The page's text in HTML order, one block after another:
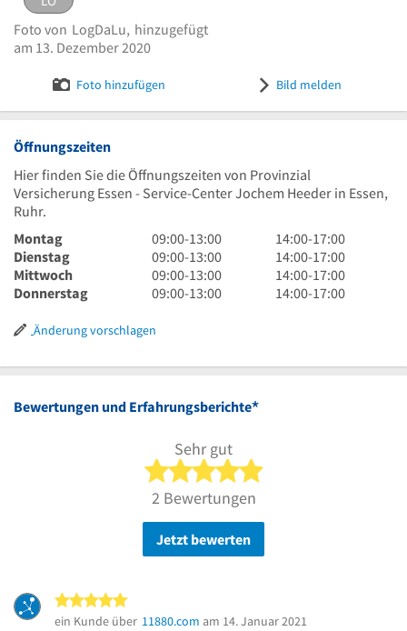
Logo Heeder, Jochem
eingestellt von
Bild melden
Foto von LogDaLu, hinzugefügt
am 13. Dezember 2020
Foto hinzufügen Bild melden
Öffnungszeiten
Hier finden Sie die Öffnungszeiten von Provinzial
Versicherung Essen - Service-Center Jochem Heeder in Essen,
Ruhr.
Montag
9
Uhr
bis
13
09:00-13:00
14
Uhr
bis
17
14:00-17:00
Dienstag
9
Uhr
bis
Uhr
09:00-13:00
14
Uhr
bis
14:00-17:00
Mittwoch
9
Uhr
13
09:00-13:00
14
Uhr
14:00-17:00
Donnerstag
9
bis
Uhr
09:00-13:00
14
Uhr
14:00-17:00
Änderung vorschlagen
Bewertungen und Erfahrungsberichte*
Sehr gut
5 von 5 Sternen
2 Bewertungen
Jetzt bewerten
ein Kunde über 11880.com am 14. Januar 2021